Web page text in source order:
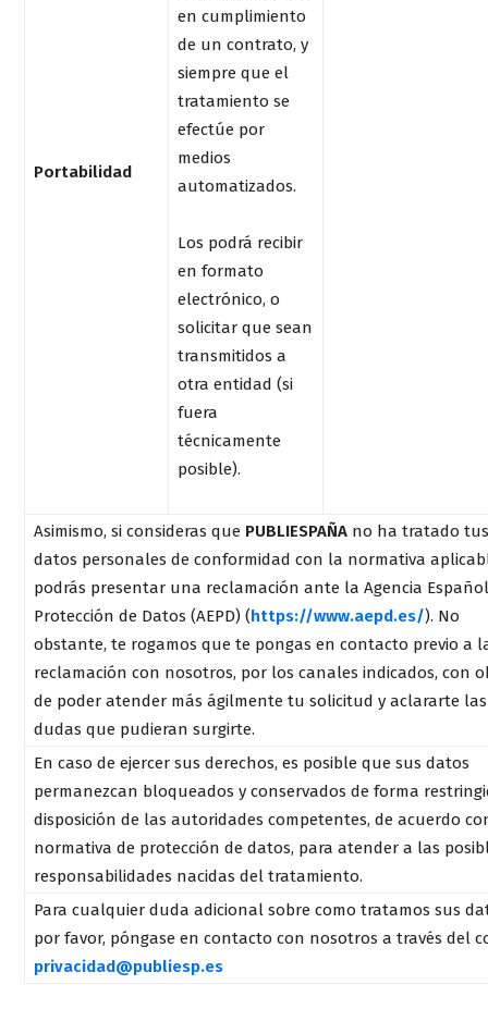
Portabilidad
en cumplimiento
de un contrato, y
siempre que el
tratamiento se
efectúe por
medios
automatizados.
Los podrá recibir
en formato
electrónico, o
solicitar que sean
transmitidos a
otra entidad (si
fuera
técnicamente
posible).
Asimismo, si consideras que PUBLIESPAÑA no ha tratado tus
datos personales de conformidad con la normativa
podrás presentar una reclamación ante la Agencia
Protección de Datos (AEPD) (https://www.aepd.es/). No
obstante, te rogamos que te pongas en contacto previo a
reclamación con nosotros, por los canales indicados, con
de poder atender más ágilmente tu solicitud y aclararte las
dudas que pudieran surgirte.
En caso de ejercer sus derechos, es posible que sus datos
permanezcan bloqueados y conservados de forma
disposición de las autoridades competentes, de acuerdo
normativa de protección de datos, para atender a las
responsabilidades nacidas del tratamiento.
Para cualquier duda adicional sobre como tratamos sus
por favor, póngase en contacto con nosotros a través del
privacidad@publiesp.es